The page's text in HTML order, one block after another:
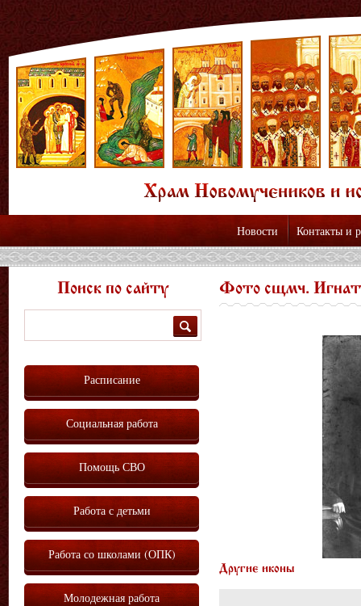
Новости Контакты и
Фото сщмч.
Другие иконы
Поиск по сайту
Расписание
Социальная работа
Помощь СВО
Работа с детьми
Работа со школами (ОПК)
Молодежная работа